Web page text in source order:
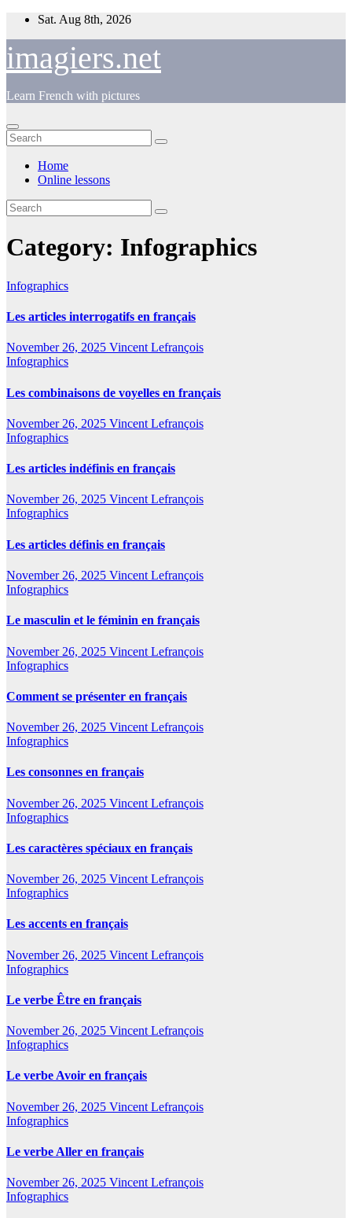
Skip
content
Sat. Aug 8th, 2026
imagiers.net
Learn French with pictures
Home
Online lessons
Category: Infographics
Infographics
Les articles interrogatifs en français
November 26, 2025 Vincent Lefrançois
Infographics
Les combinaisons de voyelles en français
November 26, 2025 Vincent Lefrançois
Infographics
Les articles indéfinis en français
November 26, 2025 Vincent Lefrançois
Infographics
Les articles définis en français
November 26, 2025 Vincent Lefrançois
Infographics
Le masculin et le féminin en français
November 26, 2025 Vincent Lefrançois
Infographics
Comment se présenter en français
November 26, 2025 Vincent Lefrançois
Infographics
Les consonnes en français
November 26, 2025 Vincent Lefrançois
Infographics
Les caractères spéciaux en français
November 26, 2025 Vincent Lefrançois
Infographics
Les accents en français
November 26, 2025 Vincent Lefrançois
Infographics
Le verbe Être en français
November 26, 2025 Vincent Lefrançois
Infographics
Le verbe Avoir en français
November 26, 2025 Vincent Lefrançois
Infographics
Le verbe Aller en français
November 26, 2025 Vincent Lefrançois
Infographics